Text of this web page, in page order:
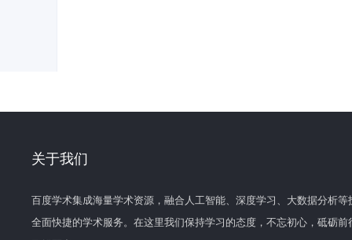
关于我们
百度学术集成海量学术资源，融合人工智能、深度学习、大数据分析
全面快捷的学术服务。在这里我们保持学习的态度，不忘初心，砥砺前